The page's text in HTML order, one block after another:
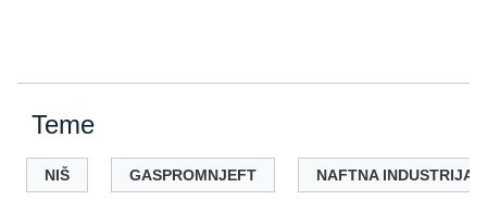
Teme
NIŠ GASPROMNJEFT NAFTNA INDUSTRIJA